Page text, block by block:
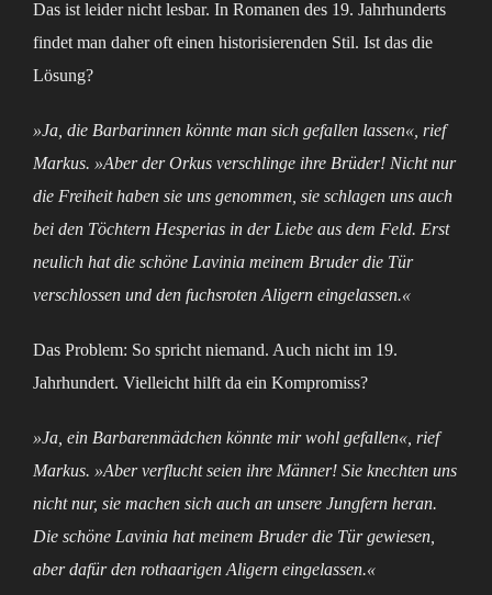
Das ist leider nicht lesbar. In Romanen des 19. Jahrhunderts
findet man daher oft einen historisierenden Stil. Ist das die
Lösung?
»Ja, die Barbarinnen könnte man sich gefallen lassen«, rief
Markus. »Aber der Orkus verschlinge ihre Brüder! Nicht nur
die Freiheit haben sie uns genommen, sie schlagen uns auch
bei den Töchtern Hesperias in der Liebe aus dem Feld. Erst
neulich hat die schöne Lavinia meinem Bruder die Tür
verschlossen und den fuchsroten Aligern eingelassen.«
Das Problem: So spricht niemand. Auch nicht im 19.
Jahrhundert. Vielleicht hilft da ein Kompromiss?
»Ja, ein Barbarenmädchen könnte mir wohl gefallen«, rief
Markus. »Aber verflucht seien ihre Männer! Sie knechten uns
nicht nur, sie machen sich auch an unsere Jungfern heran.
Die schöne Lavinia hat meinem Bruder die Tür gewiesen,
aber dafür den rothaarigen Aligern eingelassen.«